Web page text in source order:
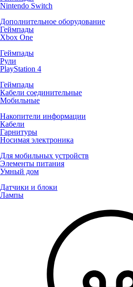
Nintendo Switch
Дополнительное оборудование
Геймпады
Xbox One
Геймпады
Рули
PlayStation 4
Геймпады
Кабели соединительные
Мобильные
Накопители информации
Кабели
Гарнитуры
Носимая электроника
Для мобильных устройств
Элементы питания
Умный дом
Датчики и блоки
Лампы